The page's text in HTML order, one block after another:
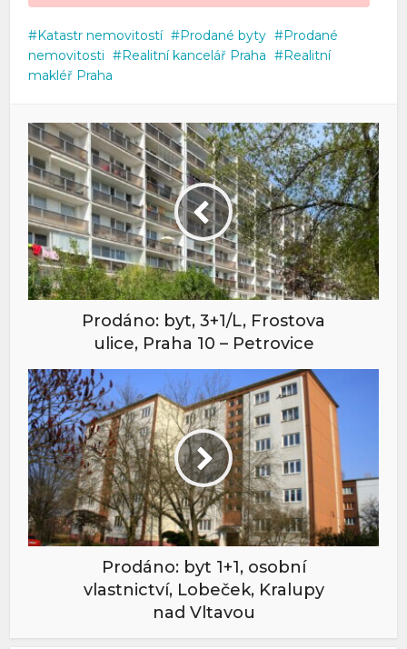
Katastr nemovitostí Prodané byty
Prodané
nemovitosti
Realitní kancelář Praha
Realitní
makléř Praha
Prodáno: byt, 3+1/L, Frostova
ulice, Praha 10 – Petrovice
Prodáno: byt 1+1, osobní
vlastnictví, Lobeček, Kralupy
nad Vltavou